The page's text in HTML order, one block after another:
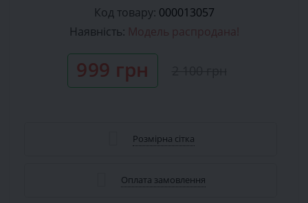
Код товару: 000013057
Наявність: Модель распродана!
999 грн
Розмірна сітка
Оплата замовлення